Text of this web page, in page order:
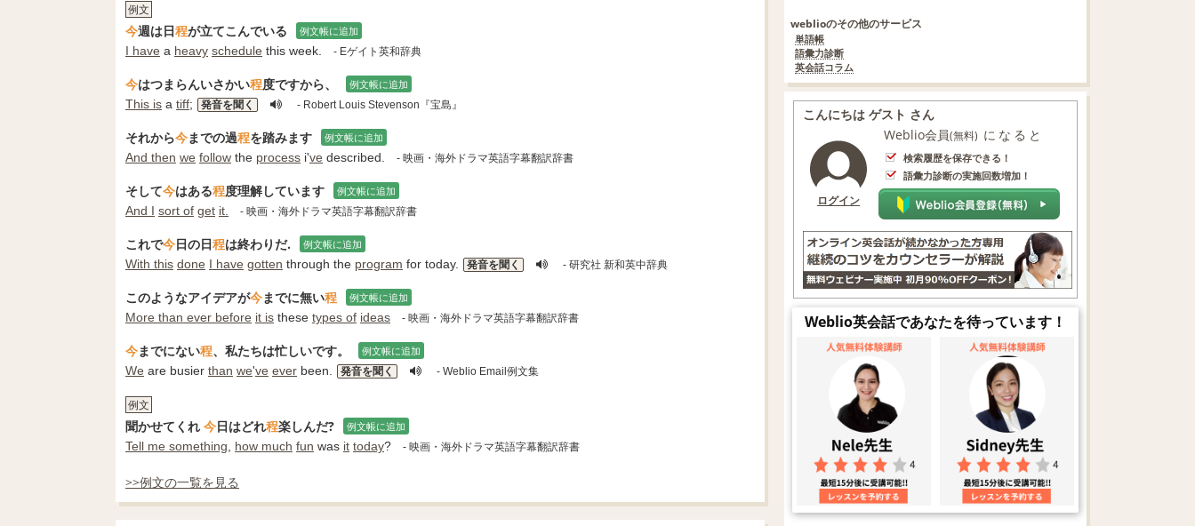
例文
今週は日程が立てこんでいる 例文帳に追加
I have a heavy schedule this week. - Eゲイト英和辞典
今はつまらんいさかい程度ですから、 例文帳に追加
This is a tiff; 発音を聞く - Robert Louis Stevenson『宝島』
それから今までの過程を踏みます 例文帳に追加
And then we follow the process i've described. - 映画・海外ドラマ英語字幕翻訳辞書
そして今はある程度理解しています 例文帳に追加
And I sort of get it. - 映画・海外ドラマ英語字幕翻訳辞書
これで今日の日程は終わりだ. 例文帳に追加
With this done I have gotten through the program for today. 発音を聞く - 研究社 新和英中辞典
このようなアイデアが今までに無い程 例文帳に追加
More than ever before it is these types of ideas - 映画・海外ドラマ英語字幕翻訳辞書
今までにない程、私たちは忙しいです。 例文帳に追加
We are busier than we've ever been. 発音を聞く - Weblio Email例文集
例文
聞かせてくれ 今日はどれ程楽しんだ? 例文帳に追加
Tell me something how much fun was it today? - 映画・海外ドラマ英語字幕翻訳辞書
>>例文の一覧を見る
weblioのその他のサービス
単語帳
語彙力診断
英会話コラム
こんにちは ゲスト さん
ログイン
Weblio会員(無料) になると
検索履歴を保存できる！
語彙力診断の実施回数増加！
Weblio英会話であなたを待っています！